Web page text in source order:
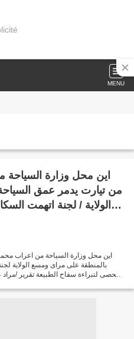
MENU
اين محل وزارة السياحة
من تيارت يدمر عمق
الولاية / لجنة اتهمت
اين محل وزارة السياحة من اعراب
بالمنطقة على مراى ومسع الولاية
الحصى لتبراءة سفاح الطبيعة تقرير /